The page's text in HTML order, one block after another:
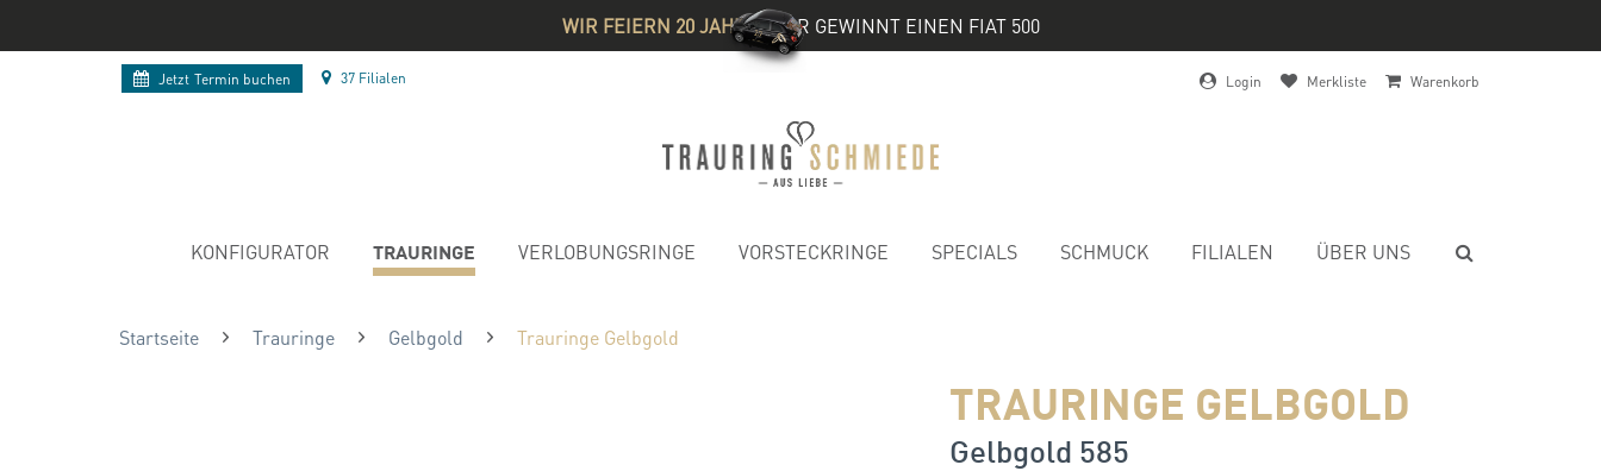
WIR FEIERN 20 JAHRE& IHR GEWINNT EINEN FIAT 500
Jetzt Termin buchen 37 Filialen Login Merkliste Warenkorb
KONFIGURATOR TRAURINGE VERLOBUNGSRINGE VORSTECKRINGE SPECIALS SCHMUCK FILIALEN ÜBER UNS
Startseite Trauringe Gelbgold Trauringe Gelbgold
TRAURINGE GELBGOLD
Gelbgold 585